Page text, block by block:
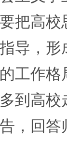
把高
导，
工作
到高
，回